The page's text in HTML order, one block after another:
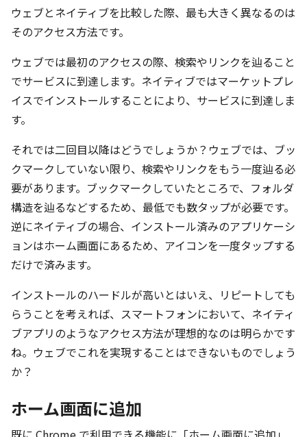
ウェブとネイティブを比較した際、最も大きく異なるのは
そのアクセス方法です。
ウェブでは最初のアクセスの際、検索やリンクを辿ること
でサービスに到達します。ネイティブではマーケットプレ
イスでインストールすることにより、サービスに到達しま
す。
それでは二回目以降はどうでしょうか？ウェブでは、ブッ
クマークしていない限り、検索やリンクをもう一度辿る必
要があります。ブックマークしていたところで、フォルダ
構造を辿るなどするため、最低でも数タップが必要です。
逆にネイティブの場合、インストール済みのアプリケーシ
ョンはホーム画面にあるため、アイコンを一度タップする
だけで済みます。
インストールのハードルが高いとはいえ、リピートしても
らうことを考えれば、スマートフォンにおいて、ネイティ
ブアプリのようなアクセス方法が理想的なのは明らかです
ね。ウェブでこれを実現することはできないものでしょう
か？
ホーム画面に追加